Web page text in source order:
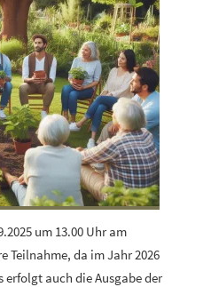
um 13.00 Uhr am
Teilnahme, da im Jahr 2026
erfolgt auch die Ausgabe der